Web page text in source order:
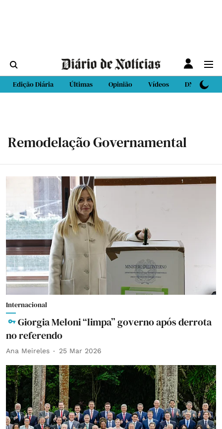
Edição Diária Últimas Opinião Vídeos DN Sport
Remodelação Governamental
Internacional
Giorgia Meloni “limpa” governo após derrota
no referendo
Ana Meireles 25 Mar 2026